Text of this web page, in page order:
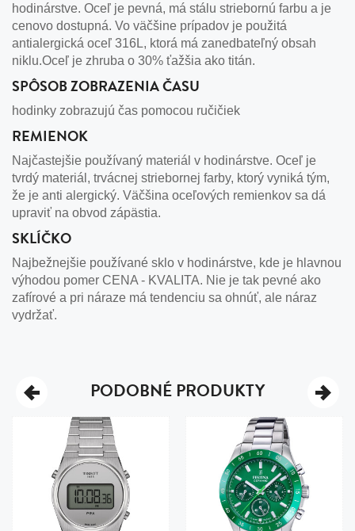
hodinárstve. Oceľ je pevná, má stálu striebornú farbu a je
cenovo dostupná. Vo väčšine prípadov je použitá
antialergická oceľ 316L, ktorá má zanedbateľný obsah
niklu.Oceľ je zhruba o 30% ťažšia ako titán.
SPÔSOB ZOBRAZENIA ČASU
hodinky zobrazujú čas pomocou ručičiek
REMIENOK
Najčastejšie používaný materiál v hodinárstve. Oceľ je
tvrdý materiál, trvácnej striebornej farby, ktorý vyniká tým,
že je anti alergický. Väčšina oceľových remienkov sa dá
upraviť na obvod zápästia.
SKLÍČKO
Najbežnejšie používané sklo v hodinárstve, kde je hlavnou
výhodou pomer CENA - KVALITA. Nie je tak pevné ako
zafírové a pri náraze má tendenciu sa ohnúť, ale náraz
vydržať.
PODOBNÉ PRODUKTY